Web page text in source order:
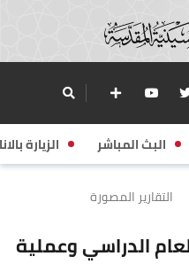
البث المباشر الزيارة
التقارير المصورة
الدراسي وعملية